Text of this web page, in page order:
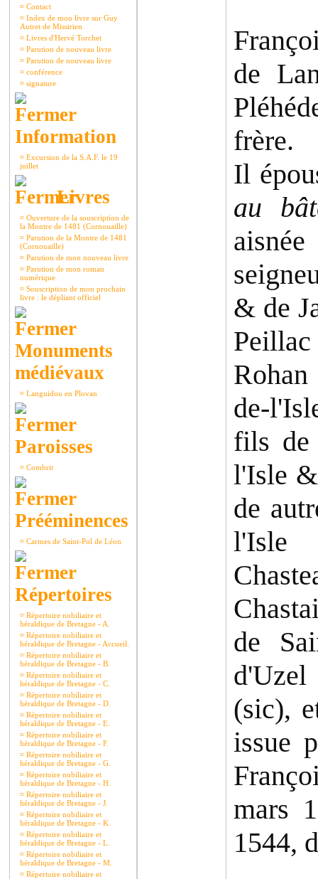
¤ Contact
¤ Index de mon livre sur Guy
Autret de Missirien
¤ Livres d'Hervé Torchet
¤ Parution de nouveau livre
¤ Parution de nouveau livre
¤ conférence
¤ signature
Information
¤ Excursion de la S.A.F. le 19
juillet
Livres
¤ Ouverture de la souscription de
la Montre de 1481 (Cornouaille)
¤ Parution de la Montre de 1481
(Cornouaille)
¤ Parution de mon nouveau livre
¤ Parution de mon roman
numérique
¤ Souscription de mon prochain
livre : le dépliant officiel
Monuments
médiévaux
¤ Languidou en Plovan
Paroisses
¤ Combrit
Prééminences
¤ Carmes de Saint-Pol de Léon
Répertoires
¤ Répertoire nobiliaire et
héraldique de Bretagne - A.
¤ Répertoire nobiliaire et
héraldique de Bretagne - Accueil.
¤ Répertoire nobiliaire et
héraldique de Bretagne - B.
¤ Répertoire nobiliaire et
héraldique de Bretagne - C.
¤ Répertoire nobiliaire et
héraldique de Bretagne - D.
¤ Répertoire nobiliaire et
héraldique de Bretagne - E.
¤ Répertoire nobiliaire et
héraldique de Bretagne - F.
¤ Répertoire nobiliaire et
héraldique de Bretagne - G.
¤ Répertoire nobiliaire et
héraldique de Bretagne - H.
¤ Répertoire nobiliaire et
héraldique de Bretagne - J.
¤ Répertoire nobiliaire et
héraldique de Bretagne - K.
¤ Répertoire nobiliaire et
héraldique de Bretagne - L.
¤ Répertoire nobiliaire et
héraldique de Bretagne - M.
¤ Répertoire nobiliaire et
de
frère.
Il
au
& de
de-
fils de
l'Isle
de
de
(sic),
issue
mars
1544,